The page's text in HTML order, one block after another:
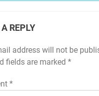
REPLY
address will not be
fields are marked *
*